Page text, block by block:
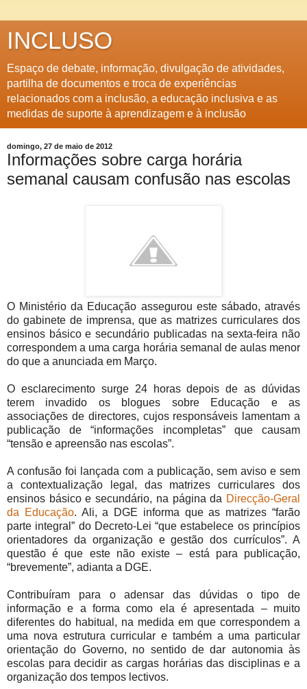
INCLUSO
Espaço de debate, informação, divulgação de atividades,
partilha de documentos e troca de experiências
relacionados com a inclusão, a educação inclusiva e as
medidas de suporte à aprendizagem e à inclusão
domingo, 27 de maio de 2012
Informações sobre carga horária
semanal causam confusão nas escolas
O Ministério da Educação assegurou este sábado, através
do gabinete de imprensa, que as matrizes curriculares dos
ensinos básico e secundário publicadas na sexta-feira não
correspondem a uma carga horária semanal de aulas menor
do que a anunciada em Março.
O esclarecimento surge 24 horas depois de as dúvidas
terem invadido os blogues sobre Educação e as
associações de directores, cujos responsáveis lamentam a
publicação de “informações incompletas” que causam
“tensão e apreensão nas escolas”.
A confusão foi lançada com a publicação, sem aviso e sem
a contextualização legal, das matrizes curriculares dos
ensinos básico e secundário, na página da Direcção-Geral
da Educação. Ali, a DGE informa que as matrizes “farão
parte integral” do Decreto-Lei “que estabelece os princípios
orientadores da organização e gestão dos currículos”. A
questão é que este não existe – está para publicação,
“brevemente”, adianta a DGE.
Contribuíram para o adensar das dúvidas o tipo de
informação e a forma como ela é apresentada – muito
diferentes do habitual, na medida em que correspondem a
uma nova estrutura curricular e também a uma particular
orientação do Governo, no sentido de dar autonomia às
escolas para decidir as cargas horárias das disciplinas e a
organização dos tempos lectivos.